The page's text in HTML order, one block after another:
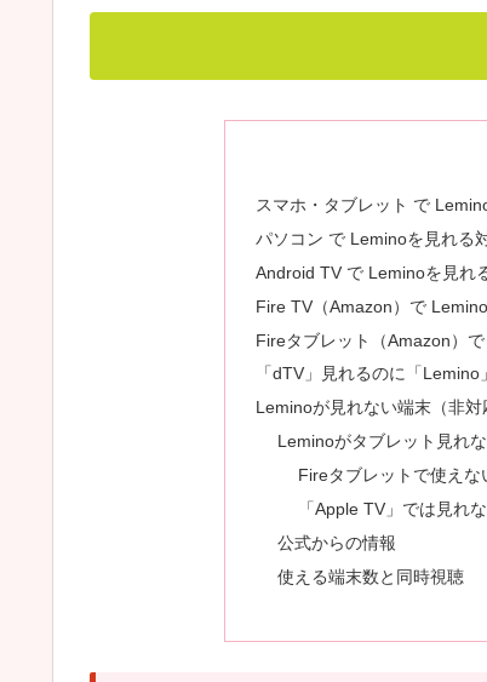
スマホ・タブレット で
パソコン で Leminoを見れる
Android TV で Leminoを見れ
Fire TV（Amazon）で
Fireタブレット（Amazon）
「dTV」見れるのに「
Leminoが見れない端末（非対
Leminoがタブレット見れ
Fireタブレットで使えな
「Apple TV」では見れ
公式からの情報
使える端末数と同時視聴